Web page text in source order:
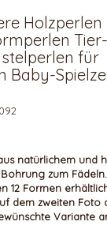
Holzperlen
für
Baby-
natürlichem und
zum Fädeln.
12 Formen
dem zweiten Foto
Variante